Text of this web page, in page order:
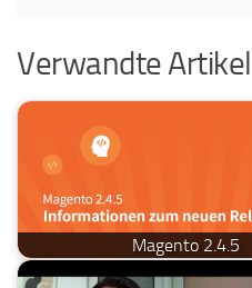
Verwandte Artikel
Magento 2.4.5